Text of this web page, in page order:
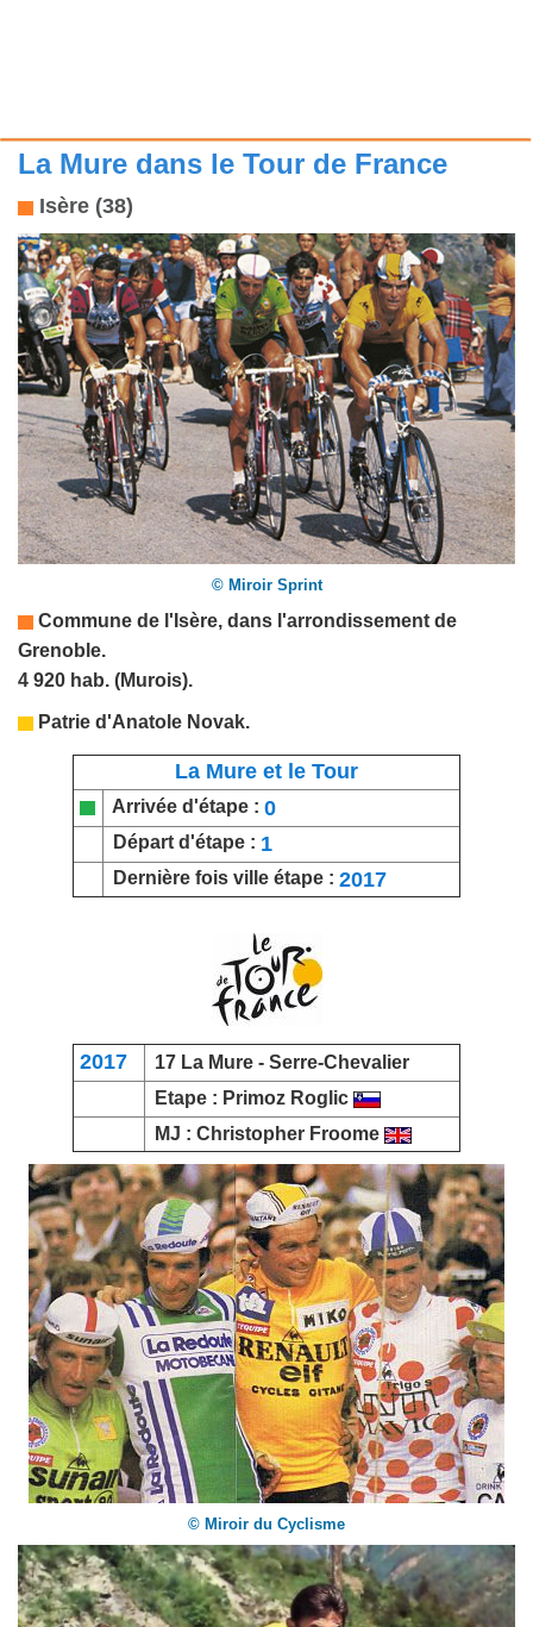
La Mure dans le Tour de France
Isère (38)
© Miroir Sprint
Commune de l 'Isère, dans l'arrondissement de
Grenoble.
4 920 hab. (Murois).
Patrie d'Anatole Novak.
La Mure et le Tour
Arrivée d'étape : 0
Départ d'étape : 1
Dernière fois ville étape : 2017
2017 17 La Mure - Serre-Chevalier
Etape : Primoz Roglic
MJ : Christopher Froome
© Miroir du Cyclisme